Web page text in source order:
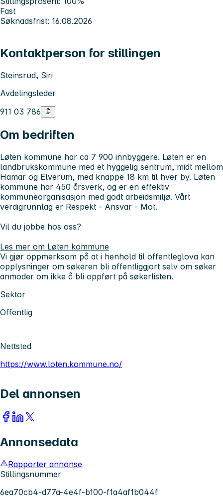
Fast
Søknadsfrist: 16.08.2026
Kontaktperson for stillingen
Steinsrud, Siri
Avdelingsleder
911 03 786
Om bedriften
Løten kommune har ca 7 900 innbyggere. Løten er en
landbrukskommune med et hyggelig sentrum, midt mellom
Hamar og Elverum, med knappe 18 km til hver by. Løten
kommune har 450 årsverk, og er en effektiv
kommuneorganisasjon med godt arbeidsmiljø. Vårt
verdigrunnlag er Respekt - Ansvar - Mot.
Vil du jobbe hos oss?
Les mer om Løten kommune
Vi gjør oppmerksom på at i henhold til offentleglova kan
opplysninger om søkeren bli offentliggjort selv om søker
anmoder om ikke å bli oppført på søkerlisten.
Sektor
Offentlig
Nettsted
https://www.loten.kommune.no/
Del annonsen
Annonsedata
Rapporter annonse
Stillingsnummer
6ea70cb4-d77a-4e4f-b100-f1a4af1b044f